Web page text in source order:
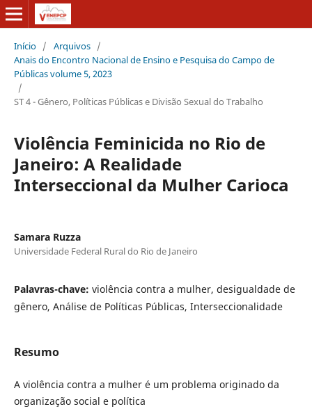
Início / Arquivos /
Anais do Encontro Nacional de Ensino e Pesquisa do Campo de
Públicas volume 5, 2023
/
ST 4 - Gênero, Políticas Públicas e Divisão Sexual do Trabalho
Violência Feminicida no Rio de
Janeiro: A Realidade
Interseccional da Mulher Carioca
Samara Ruzza
Universidade Federal Rural do Rio de Janeiro
Palavras-chave: violência contra a mulher, desigualdade de
gênero, Análise de Políticas Públicas, Interseccionalidade
Resumo
A violência contra a mulher é um problema originado da
organização social e política